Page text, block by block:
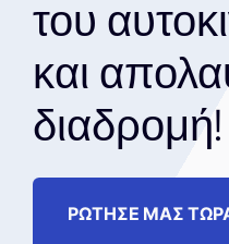
του
και
διαδρομή!
ΡΩΤΗΣΕ ΜΑΣ